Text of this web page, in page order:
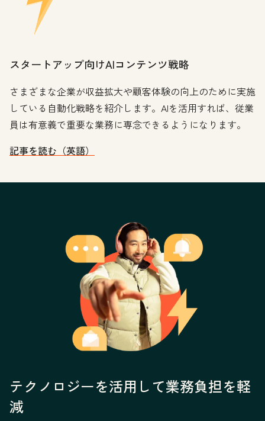
スタートアップ向けAIコンテンツ戦略
さまざまな企業が収益拡大や顧客体験の向上のために実施
している自動化戦略を紹介します。AIを活用すれば、従業
員は有意義で重要な業務に専念できるようになります。
記事を読む（英語）
テクノロジーを活用して業務負担を軽
減